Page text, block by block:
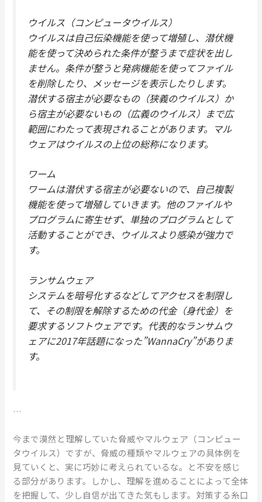
ウイルス（コンピュータウイルス）
ウイルスは自己伝染機能を使って増殖し、潜伏機
能を使って決められた条件が整うまで症状を出し
ません。条件が整うと発病機能を使ってファイル
を削除したり、メッセージを表示したりします。
潜伏する宿主が必要なもの（狭義のウイルス）か
ら宿主が必要ないもの（広義のウイルス）まで広
範囲にわたって表現されることがあります。マル
ウェアはウイルスの上位の総称になります。
ワーム
ワームは潜伏する宿主が必要ないので、自己複製
機能を使って増殖していきます。他のファイルや
プログラムに寄生せず、単独のプログラムとして
活動することができ、ウイルスより感染が強力で
す。
ランサムウェア
システムを暗号化するなどしてアクセスを制限し
て、その制限を解除するための代金（身代金）を
要求するソフトウェアです。代表的なランサムウ
ェアに2017年話題になった”WannaCry”がありま
す。
…
今まで漠然と理解していた脅威やマルウェア（コンピュー
タウイルス）ですが、脅威の種類やマルウェアの具体例を
見ていくと、実に巧妙に考えられているな。と不安を感じ
る部分があります。しかし、理解を進めることによって全体
を把握して、少し自信が出てきた気もします。対策する糸口